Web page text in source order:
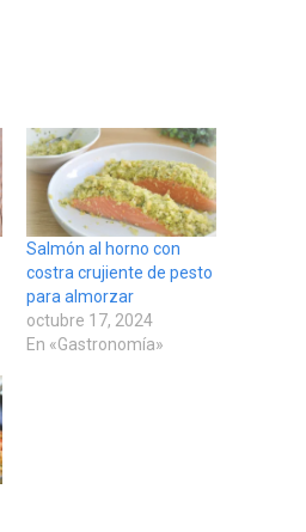
Salmón al horno con
costra crujiente de pesto
para almorzar
octubre 17, 2024
En «Gastronomía»